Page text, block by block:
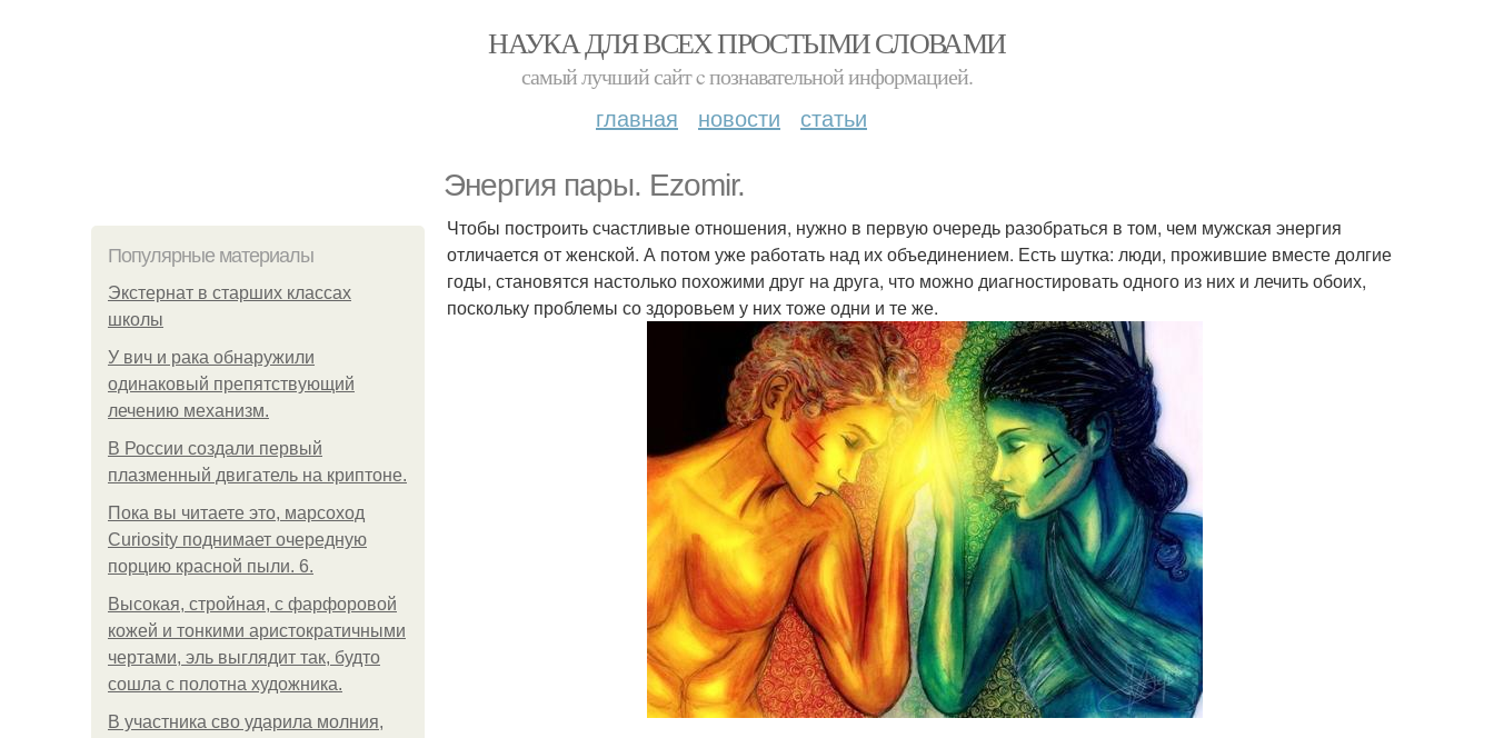
НАУКА ДЛЯ ВСЕХ ПРОСТЫМИ СЛОВАМИ
самый лучший сайт c познавательной информацией.
главная новости статьи
Энергия пары. Ezomir.
Популярные материалы
Экстернат в старших классах
школы
У вич и рака обнаружили
одинаковый препятствующий
лечению механизм.
В России создали первый
плазменный двигатель на криптоне.
Пока вы читаете это, марсоход
Curiosity поднимает очередную
порцию красной пыли. 6.
Высокая, стройная, с фарфоровой
кожей и тонкими аристократичными
чертами, эль выглядит так, будто
сошла с полотна художника.
В участника сво ударила молния,
Чтобы построить счастливые отношения, нужно в первую очередь разобраться в том, чем мужская энергия
отличается от женской. А потом уже работать над их объединением. Есть шутка: люди, прожившие вместе долгие
годы, становятся настолько похожими друг на друга, что можно диагностировать одного из них и лечить обоих,
поскольку проблемы со здоровьем у них тоже одни и те же.